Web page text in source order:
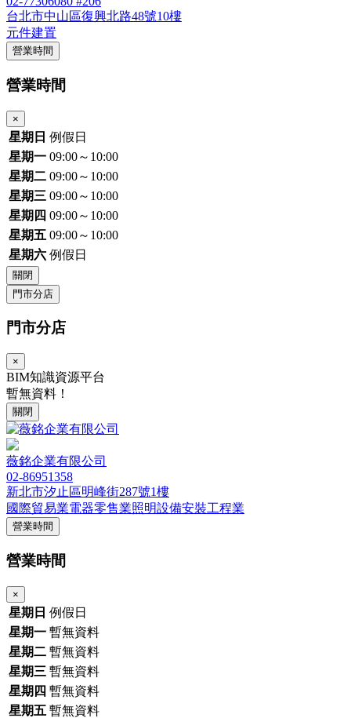
台北市中山區復興北路48號10樓
元件建置
營業時間
營業時間
×
星期日 例假日
星期一 09:00～10:00
星期二 09:00～10:00
星期三 09:00～10:00
星期四 09:00～10:00
星期五 09:00～10:00
星期六 例假日
關閉
門市分店
門市分店
×
BIM知識資源平台
暫無資料！
關閉
薇銘企業有限公司
02-86951358
新北市汐止區明峰街287號1樓
國際貿易業電器零售業照明設備安裝工程業
營業時間
營業時間
×
星期日 例假日
星期一 暫無資料
星期二 暫無資料
星期三 暫無資料
星期四 暫無資料
星期五 暫無資料